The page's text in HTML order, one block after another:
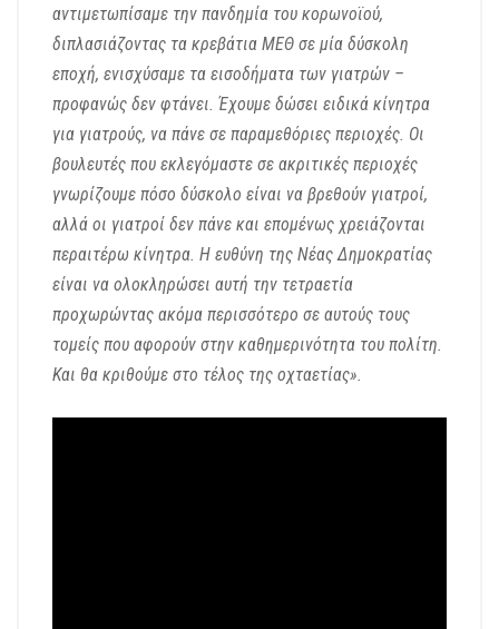
αντιμετωπίσαμε την πανδημία του κορωνοϊού,
διπλασιάζοντας τα κρεβάτια ΜΕΘ σε μία δύσκολη
εποχή, ενισχύσαμε τα εισοδήματα των γιατρών –
προφανώς δεν φτάνει. Έχουμε δώσει ειδικά κίνητρα
για γιατρούς, να πάνε σε παραμεθόριες περιοχές. Οι
βουλευτές που εκλεγόμαστε σε ακριτικές περιοχές
γνωρίζουμε πόσο δύσκολο είναι να βρεθούν γιατροί,
αλλά οι γιατροί δεν πάνε και επομένως χρειάζονται
περαιτέρω κίνητρα. Η ευθύνη της Νέας Δημοκρατίας
είναι να ολοκληρώσει αυτή την τετραετία
προχωρώντας ακόμα περισσότερο σε αυτούς τους
τομείς που αφορούν στην καθημερινότητα του πολίτη.
Και θα κριθούμε στο τέλος της οχταετίας».